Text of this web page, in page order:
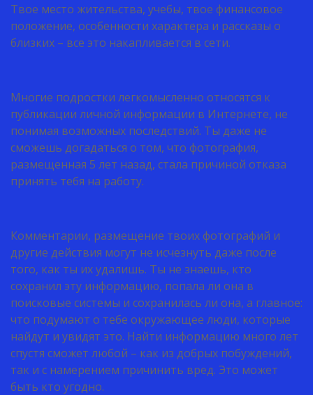
Твое место жительства, учебы, твое финансовое
положение, особенности характера и рассказы о
близких – все это накапливается в сети.
Многие подростки легкомысленно относятся к
публикации личной информации в Интернете, не
понимая возможных последствий. Ты даже не
сможешь догадаться о том, что фотография,
размещенная 5 лет назад, стала причиной отказа
принять тебя на работу.
Комментарии, размещение твоих фотографий и
другие действия могут не исчезнуть даже после
того, как ты их удалишь. Ты не знаешь, кто
сохранил эту информацию, попала ли она в
поисковые системы и сохранилась ли она, а главное:
что подумают о тебе окружающее люди, которые
найдут и увидят это. Найти информацию много лет
спустя сможет любой – как из добрых побуждений,
так и с намерением причинить вред. Это может
быть кто угодно.